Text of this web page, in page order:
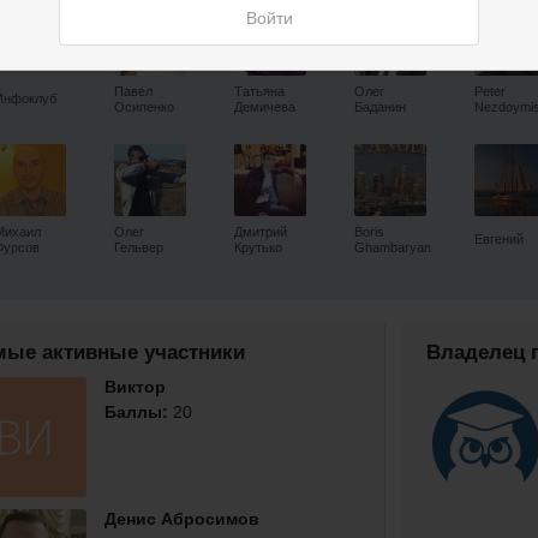
Войти
Павел
Осипенко
Олег
Гельвер
Татьяна
Демичева
Дмитрий
Крутько
Олег
Баданин
Boris
Ghambaryan
Peter
Евгений
активные участники
Виктор
Баллы: 20
Денис Абросимов
Владелец